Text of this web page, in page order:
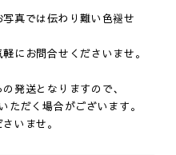
真では伝わり難い色褪せ
にお問合せくださいませ。
発送となりますので、
ただく場合がございます。
いませ。